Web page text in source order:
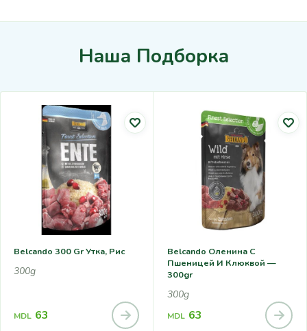
Наша Подборка
Belcando 300 Gr Утка, Рис
300g
MDL 63
Belcando Оленина С
Пшеницей И Клюквой —
300gr
300g
MDL 63